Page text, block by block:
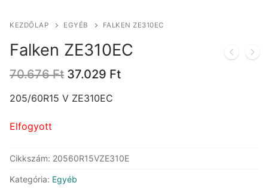
KEZDŐLAP EGYÉB FALKEN ZE310EC
Falken ZE310EC
70.676Ft Original
was:
37.029 FtCurrent
205/60R15 V ZE310EC
Elfogyott
Cikkszám: 20560R15VZE310E
Kategória: Egyéb